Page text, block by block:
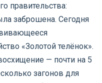
правительства:
заброшена. Сегодня
«Золотой телёнок».
— почти на 5
загонов для